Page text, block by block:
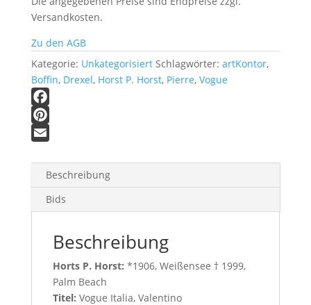
Versandkosten.
Zu den AGB
Kategorie: Unkategorisiert Schlagwörter: artKontor,
Boffin, Drexel, Horst P. Horst, Pierre, Vogue
F
a
b
P
t
a
Beschreibung
Bids
Beschreibung
Horts P. Horst: *1906, Weißensee † 1999,
Palm Beach
Titel: Vogue Italia, Valentino